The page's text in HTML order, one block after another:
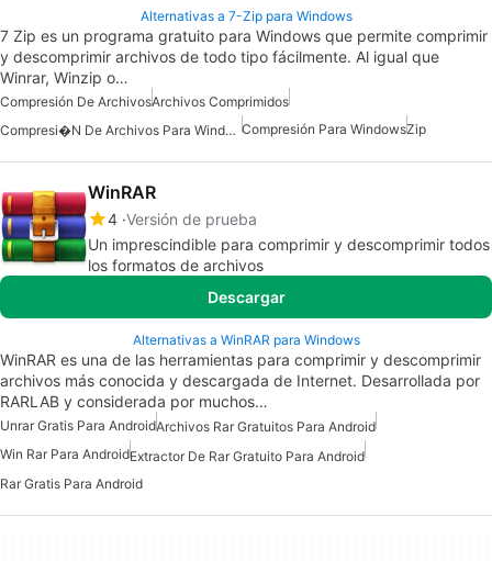
Alternativas a 7-Zip para Windows
7 Zip es un programa gratuito para Windows que permite comprimir
y descomprimir archivos de todo tipo fácilmente. Al igual que
Winrar, Winzip o…
Compresión De ArchivosArchivos Comprimidos
Compresi�n De Archivos Para Windows 10 Compresión Para WindowsZip
WinRAR
4 Versión de prueba
Un imprescindible para comprimir y descomprimir todos
los formatos de archivos
Descargar
Alternativas a WinRAR para Windows
WinRAR es una de las herramientas para comprimir y descomprimir
archivos más conocida y descargada de Internet. Desarrollada por
RARLAB y considerada por muchos…
Unrar Gratis Para AndroidArchivos Rar Gratuitos Para Android
Win Rar Para AndroidExtractor De Rar Gratuito Para Android
Rar Gratis Para Android